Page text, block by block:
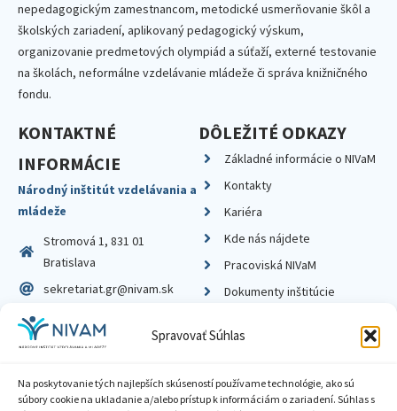
Spravovať Súhlas
Na poskytovanie tých najlepších skúseností používame technológie, ako sú
súbory cookie na ukladanie a/alebo prístup k informáciám o zariadení. Súhlas s
nepedagogickým zamestnancom, metodické usmerňovanie škôl a
školských zariadení, aplikovaný pedagogický výskum,
organizovanie predmetových olympiád a súťaží, externé testovanie
na školách, neformálne vzdelávanie mládeže či správa knižničného
fondu.
KONTAKTNÉ
INFORMÁCIE
Národný inštitút vzdelávania a
mládeže
Stromová 1, 831 01
Bratislava
sekretariat.gr@nivam.sk
IČO: 00164348
DIČ: 2020798714
DÔLEŽITÉ ODKAZY
Základné informácie o NIVaM
Kontakty
Kariéra
Kde nás nájdete
Pracoviská NIVaM
Dokumenty inštitúcie